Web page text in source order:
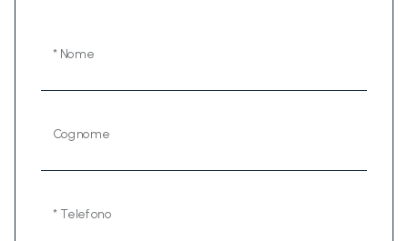
* Nome
Cognome
* Telefono